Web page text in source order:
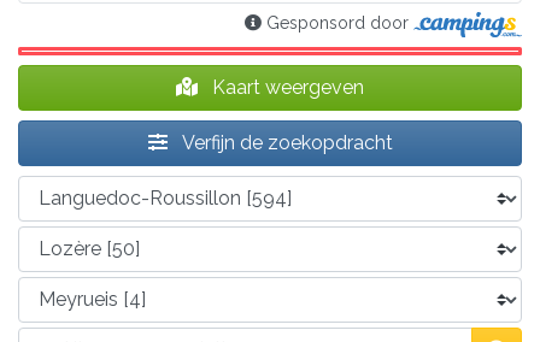
Gesponsord door
Kaart weergeven
Verfijn de zoekopdracht